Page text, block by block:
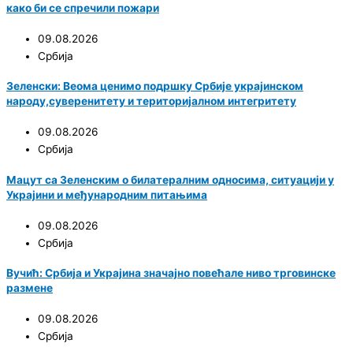
како би се спречили пожари
09.08.2026
Србија
Зеленски: Веома ценимо подршку Србије украјинском
народу,суверенитету и територијалном интегритету
09.08.2026
Србија
Мацут са Зеленским о билатералним односима, ситуацији у
Украјини и међународним питањима
09.08.2026
Србија
Вучић: Србија и Украјина значајно повећале ниво трговинске
размене
09.08.2026
Србија